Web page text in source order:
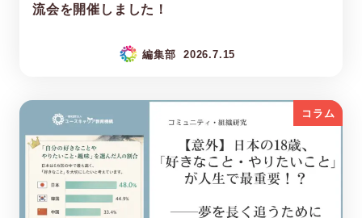
流会を開催しました！
編集部 2026.7.15
コラム